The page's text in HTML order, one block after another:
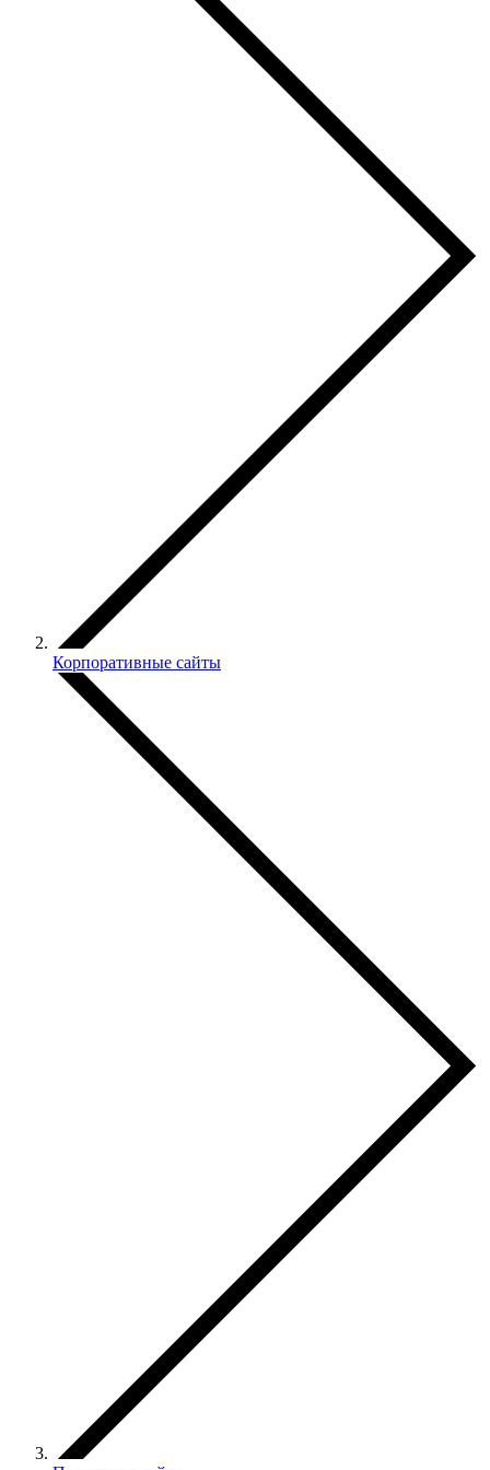
Корпоративные сайты